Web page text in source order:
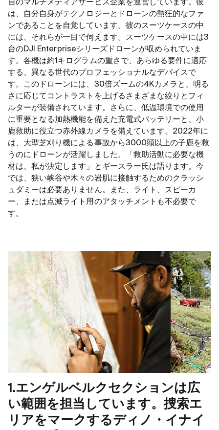
自のマルチメディアサービス企業を運営しています。彼
は、自分自身がテクノロジーとドローンの熱狂的なファ
ンであることを自覚しています。彼のスーツケースの中
には、それらが一目で伺えます。スーツケースの中には3
台のDJI Enterpriseシリーズドローンが収められていま
す。各機は約1キログラムの重さで、あらゆる要件に適応
する、異なる世代のプロフェッショナルなデバイスで
す。このドローンには、30倍ズームの4Kカメラと、明る
さに応じてコントラストを上げるさまざまな絞りとフィ
ルターが装備されています。さらに、低温環境での使用
に重要となる加熱機能を備えた充電式バッテリーと、小
鹿救助に役立つ赤外線カメラを備えています。2022年に
は、大型芝刈り機による事故から3000頭以上の子鹿を救
うのにドローンが活躍しました。「救助活動に必要な機
材は、私が決定します」とギースラー氏は語ります。今
では、狭い峡谷や木々の岩肌に接触するためのクラッシ
ュダミーは必要ありません。また、ライト、スピーカ
ー、または点滅ライト用のアタッチメントも不必要で
す。
1.エンゲルベルクセクションは広
い範囲を担当しています。捜索エ
リアをマークするディノ・イナイ